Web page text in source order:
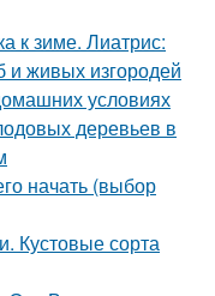
к зиме. Лиатрис:
и живых изгородей
условиях
деревьев в
начать (выбор
Кустовые сорта